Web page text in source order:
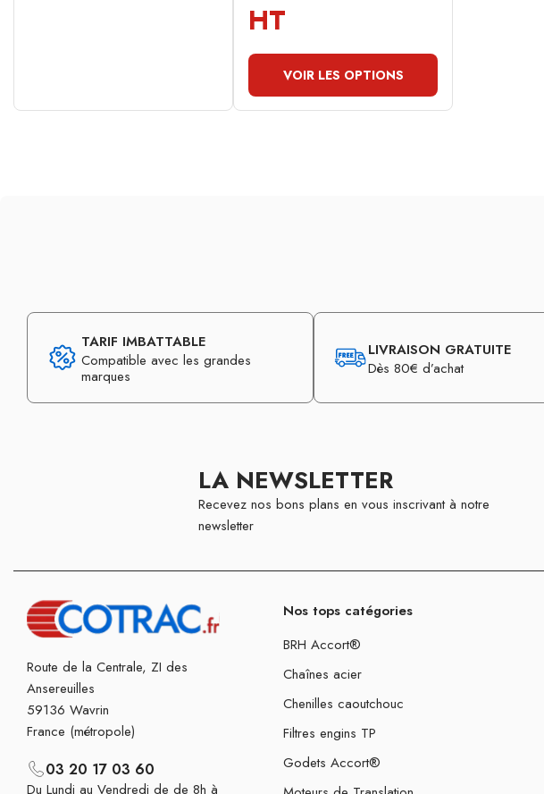
HT
VOIR LES OPTIONS
TARIF IMBATTABLE
Compatible avec les grandes
marques
LIVRAISON GRATUITE
Dès 80€ d’achat
LA NEWSLETTER
Recevez nos bons plans en vous inscrivant à notre
newsletter
Route de la Centrale, ZI des
Ansereuilles
59136 Wavrin
France (métropole)
03 20 17 03 60
Du Lundi au Vendredi de de 8h à
Nos tops catégories
BRH Accort®
Chaînes acier
Chenilles caoutchouc
Filtres engins TP
Godets Accort®